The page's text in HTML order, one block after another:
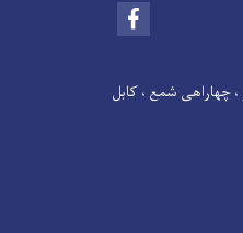
چهاراهی شمع ، کابل